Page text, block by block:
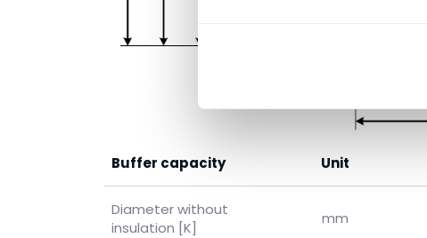
Buffer capacity Unit
Diameter without
insulation [K]
mm